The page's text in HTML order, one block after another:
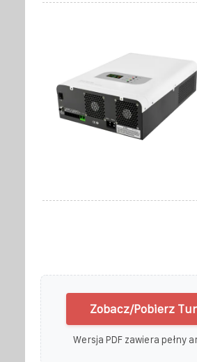
Zobacz/Pobierz
Wersja PDF zawiera pełny